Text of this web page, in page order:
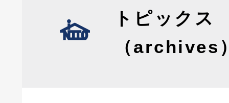
トピックス
（archives